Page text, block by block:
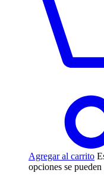
Agregar al carrito
opciones se